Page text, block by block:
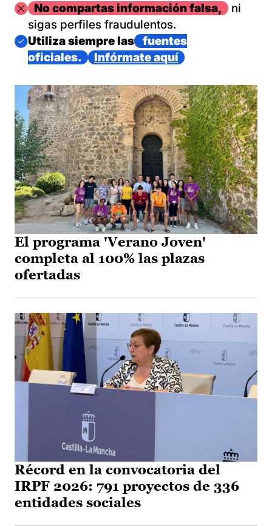
ImagenNo compartas información falsa,
ni
sigas perfiles fraudulentos.
Imagen
Utiliza siempre las
fuentes
oficiales.
Infórmate aquí
El programa 'Verano Joven'
completa al 100% las plazas
ofertadas
Récord en la convocatoria del
IRPF 2026: 791 proyectos de 336
entidades sociales